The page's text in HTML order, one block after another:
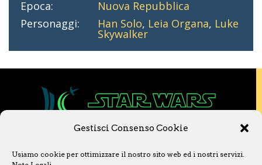
Gestisci Consenso Cookie
Usiamo cookie per ottimizzare il nostro sito web ed i nostri servizi.
Epoca:
Nuova Repubblica
Personaggi:
Han Solo, Leia Organa, Luke
Skywalker
Questo sito non è collegato a Lucasfilm LTD o